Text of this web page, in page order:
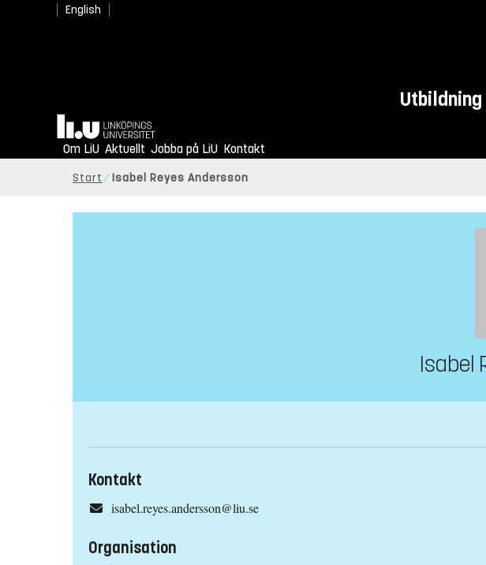
English
Utbildning
Hem
Om LiU Aktuellt Jobba på LiU Kontakt
Start Isabel Reyes Andersson
Isabel
Kontakt
isabel.reyes.andersson@liu.se
Organisation